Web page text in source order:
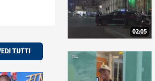
TUTTI
02:05